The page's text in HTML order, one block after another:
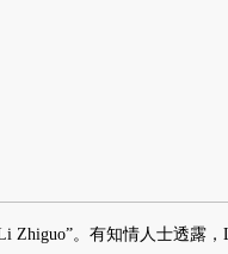
Zhiguo”。有知情人士透露